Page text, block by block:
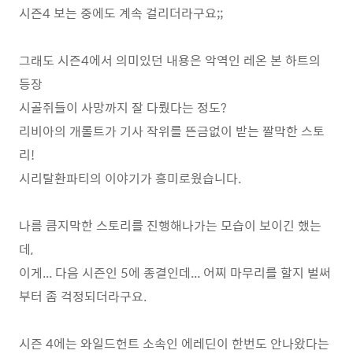
시즌4 보는 중에도 계속 걸리더라구요;;
그래도 시즌4에서 의미있던 내용은 악역인 레온 본 하트의
등장
시골쥐들이 사망까지 잘 다뤘다는 정도?
리비아의 개롤트가 기사 작위를 뜬금없이 받는 짤막한 스토
리!
시리탈환파티의 이야기가 흥미로웠습니다.
나름 큼지막한 스토리를 진행해나가는 모습이 보이긴 했는
데,
이게... 다음 시즌인 5에 종결인데... 어찌 마무리를 할지 벌써
부터 좀 걱정되더라구요.
시즌 4에는 와일드헌트 소속인 에레딘이 한번도 안나왔다는